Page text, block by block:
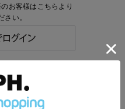
お客様はこちらより
さい。
アのアカウントを
はこちらより
けます。